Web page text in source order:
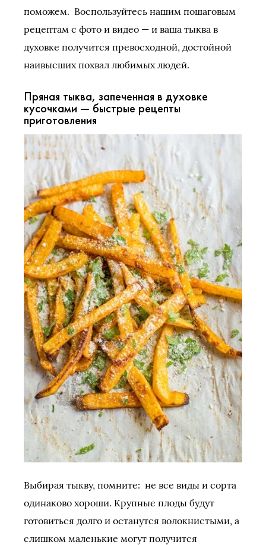
поможем. Воспользуйтесь нашим пошаговым
рецептам с фото и видео — и ваша тыква в
духовке получится превосходной, достойной
наивысших похвал любимых людей.
Пряная тыква, запеченная в духовке
кусочками — быстрые рецепты
приготовления
Выбирая тыкву, помните: не все виды и сорта
одинаково хороши. Крупные плоды будут
готовиться долго и останутся волокнистыми, а
слишком маленькие могут получится